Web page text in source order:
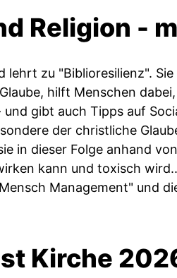
Religion -
lehrt zu "Biblioresilienz".
hilft Menschen
gibt auch Tipps auf
der christliche
in dieser Folge anhand
kann und toxisch
Management" und
Kirche